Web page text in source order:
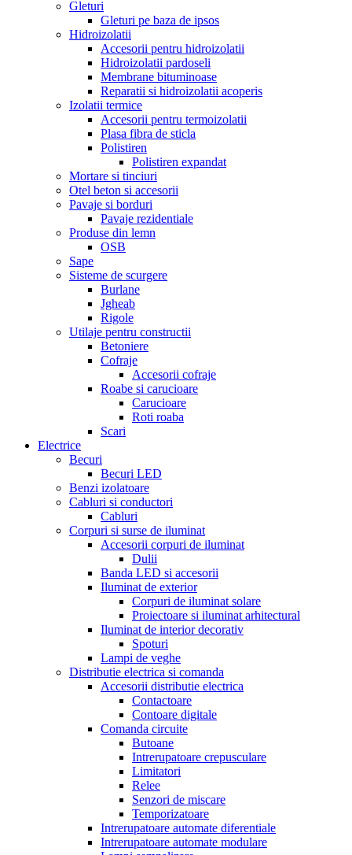
Gleturi
Gleturi pe baza de ipsos
Hidroizolatii
Accesorii pentru hidroizolatii
Hidroizolatii pardoseli
Membrane bituminoase
Reparatii si hidroizolatii acoperis
Izolatii termice
Accesorii pentru termoizolatii
Plasa fibra de sticla
Polistiren
Polistiren expandat
Mortare si tinciuri
Otel beton si accesorii
Pavaje si borduri
Pavaje rezidentiale
Produse din lemn
OSB
Sape
Sisteme de scurgere
Burlane
Jgheab
Rigole
Utilaje pentru constructii
Betoniere
Cofraje
Accesorii cofraje
Roabe si carucioare
Carucioare
Roti roaba
Scari
Electrice
Becuri
Becuri LED
Benzi izolatoare
Cabluri si conductori
Cabluri
Corpuri si surse de iluminat
Accesorii corpuri de iluminat
Dulii
Banda LED si accesorii
Iluminat de exterior
Corpuri de iluminat solare
Proiectoare si iluminat arhitectural
Iluminat de interior decorativ
Spoturi
Lampi de veghe
Distributie electrica si comanda
Accesorii distributie electrica
Contactoare
Contoare digitale
Comanda circuite
Butoane
Intrerupatoare crepusculare
Limitatori
Relee
Senzori de miscare
Temporizatoare
Intrerupatoare automate diferentiale
Intrerupatoare automate modulare